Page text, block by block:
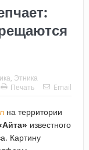
Этника
Печать
Email
на территории
известного
Картину